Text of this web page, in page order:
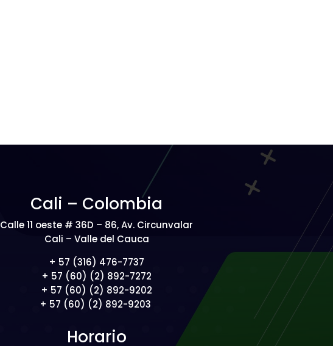
Cali – Colombia
Calle 11 oeste # 36D – 86, Av. Circunvalar
Cali – Valle del Cauca
+ 57 (316) 476-7737
+ 57 (60) (2) 892-7272
+ 57 (60) (2) 892-9202
+ 57 (60) (2) 892-9203
Horario